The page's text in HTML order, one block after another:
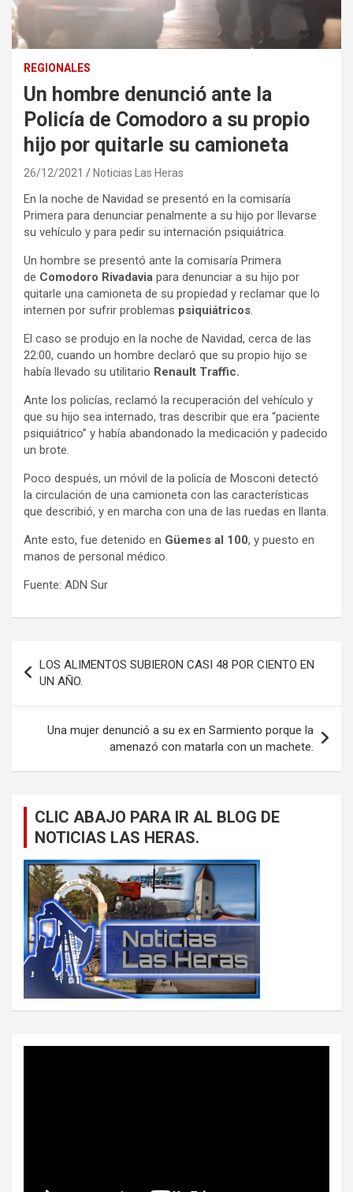
REGIONALES
Un hombre denunció ante la
Policía de Comodoro a su propio
hijo por quitarle su camioneta
26/12/2021 Noticias Las Heras
En la noche de Navidad se presentó en la comisaría
Primera para denunciar penalmente a su hijo por llevarse
su vehículo y para pedir su internación psiquiátrica.
Un hombre se presentó ante la comisaría Primera
de Comodoro Rivadavia para denunciar a su hijo por
quitarle una camioneta de su propiedad y reclamar que lo
internen por sufrir problemas psiquiátricos.
El caso se produjo en la noche de Navidad, cerca de las
22:00, cuando un hombre declaró que su propio hijo se
había llevado su utilitario Renault Traffic.
Ante los policías, reclamó la recuperación del vehículo y
que su hijo sea internado, tras describir que era “paciente
psiquiátrico” y había abandonado la medicación y padecido
un brote.
Poco después, un móvil de la policía de Mosconi detectó
la circulación de una camioneta con las características
que describió, y en marcha con una de las ruedas en llanta.
Ante esto, fue detenido en Güemes al 100, y puesto en
manos de personal médico.
Fuente: ADN Sur
de
entradas
LOS ALIMENTOS SUBIERON CASI 48 POR CIENTO EN
UN AÑO.
Una mujer denunció a su ex en Sarmiento porque la
amenazó con matarla con un machete.
CLIC ABAJO PARA IR AL BLOG DE
NOTICIAS LAS HERAS.